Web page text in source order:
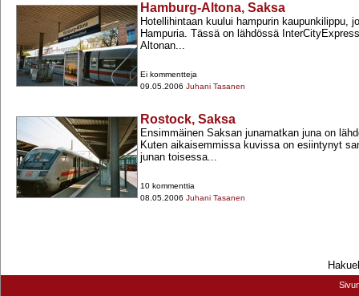
Hamburg-Altona, Saksa
Hotellihintaan kuului hampurin kaupunkilippu,
Hampuria. Tässä on lähdössä
Altonan...
Ei kommentteja
09.05.2006 Juhani Tasanen
Rostock, Saksa
Ensimmäinen Saksan junamatkan juna on
Kuten aikaisemmissa kuvissa on esiintynyt
junan toisessa...
10 kommenttia
08.05.2006 Juhani Tasanen